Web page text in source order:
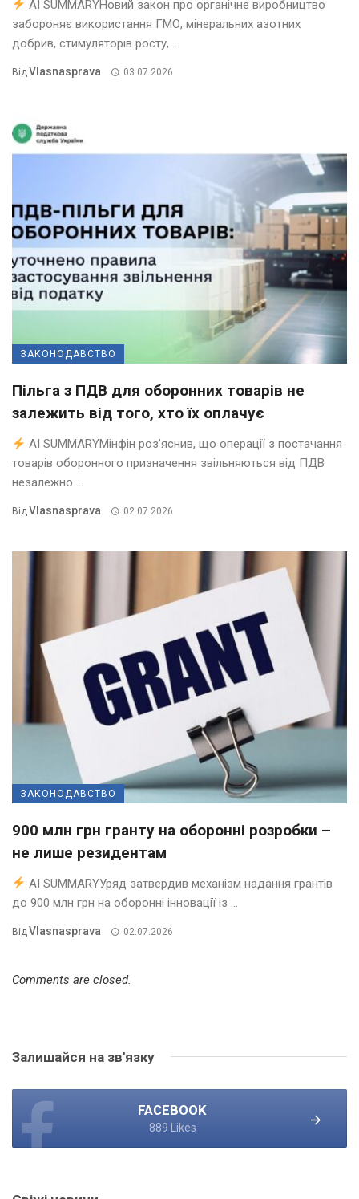
AI SUMMARYНовий закон про органічне виробництво
забороняє використання ГМО, мінеральних азотних
добрив, стимуляторів росту, ...
ВідVlasnasprava 03.07.2026
ЗАКОНОДАВСТВО
Пільга з ПДВ для оборонних товарів не
залежить від того, хто їх оплачує
AI SUMMARYМінфін роз’яснив, що операції з постачання
товарів оборонного призначення звільняються від ПДВ
незалежно ...
ВідVlasnasprava 02.07.2026
ЗАКОНОДАВСТВО
900 млн грн гранту на оборонні розробки –
не лише резидентам
AI SUMMARYУряд затвердив механізм надання грантів
до 900 млн грн на оборонні інновації із ...
ВідVlasnasprava 02.07.2026
Comments are closed.
Залишайся на зв'язку
FACEBOOK
889 Likes